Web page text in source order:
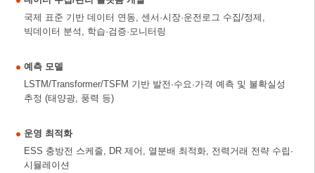
국제 표준 기반 데이터 연동, 센서·시장·운전로그 수집/정제,
빅데이터 분석, 학습·검증·모니터링
예측 모델
LSTM/Transformer/TSFM 기반 발전·수요·가격 예측 및 불확실성
추정 (태양광, 풍력 등)
운영 최적화
ESS 충방전 스케줄, DR 제어, 열분배 최적화, 전력거래 전략 수립·
시뮬레이션